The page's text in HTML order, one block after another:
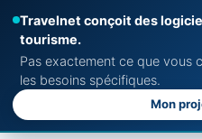
Travelnet conçoit des
tourisme.
Pas exactement ce que vous
les besoins spécifiques.
Mon